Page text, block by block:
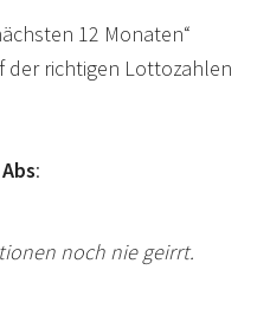
12 Monaten“
der richtigen Lottozahlen
:
noch nie geirrt.